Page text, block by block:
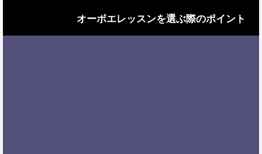
オーボエレッスンを選ぶ際のポイント